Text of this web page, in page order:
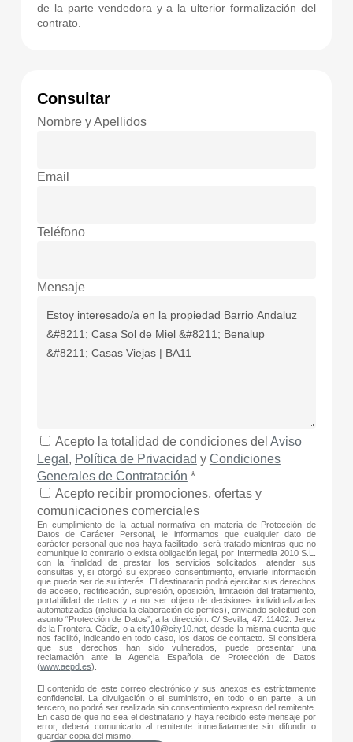
de la parte vendedora y a la ulterior formalización del
contrato.
Consultar
Nombre y Apellidos
Email
Teléfono
Mensaje
Acepto la totalidad de condiciones del Aviso
Legal , Política de Privacidad y Condiciones
Generales de Contratación *
Acepto recibir promociones, ofertas y
comunicaciones comerciales
En cumplimiento de la actual normativa en materia de Protección de
Datos de Carácter Personal, le informamos que cualquier dato de
carácter personal que nos haya facilitado, será tratado mientras que no
comunique lo contrario o exista obligación legal, por Intermedia 2010 S.L.
con la finalidad de prestar los servicios solicitados, atender sus
consultas y, si otorgó su expreso consentimiento, enviarle información
que pueda ser de su interés. El destinatario podrá ejercitar sus derechos
de acceso, rectificación, supresión, oposición, limitación del tratamiento,
portabilidad de datos y a no ser objeto de decisiones individualizadas
automatizadas (incluida la elaboración de perfiles), enviando solicitud con
asunto “Protección de Datos”, a la dirección: C/ Sevilla, 47. 11402. Jerez
de la Frontera. Cádiz, o acity10@city10.net , desde la misma cuenta que
nos facilitó, indicando en todo caso, los datos de contacto. Si considera
que sus derechos han sido vulnerados, puede presentar una
reclamación ante la Agencia Española de Protección de Datos
(www.aepd.es).
El contenido de este correo electrónico y sus anexos es estrictamente
confidencial. La divulgación o el suministro, en todo o en parte, a un
tercero, no podrá ser realizada sin consentimiento expreso del remitente.
En caso de que no sea el destinatario y haya recibido este mensaje por
error, deberá comunicarlo al remitente inmediatamente sin difundir o
guardar copia del mismo.